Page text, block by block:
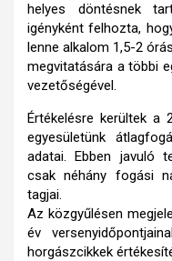
helyes döntésnek
igényként felhozta,
lenne alkalom 1,5-2
megvitatására a többi
vezetőségével.
Értékelésre kerültek a
egyesületünk
adatai. Ebben javuló
csak néhány fogási
tagjai.
Az közgyűlésen
év
horgászcikkek